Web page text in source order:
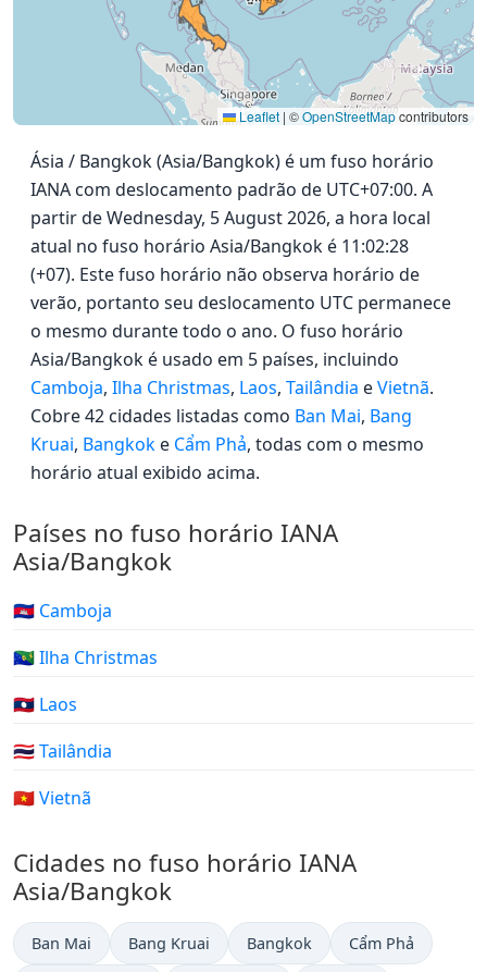
Leaflet | ©OpenStreetMapcontributors
Ásia / Bangkok (Asia/Bangkok) é um fuso horário
IANA com deslocamento padrão de UTC+07:00. A
partir de Wednesday, 5 August 2026, a hora local
atual no fuso horário Asia/Bangkok é 11:02:28
(+07). Este fuso horário não observa horário de
verão, portanto seu deslocamento UTC permanece
o mesmo durante todo o ano. O fuso horário
Asia/Bangkok é usado em 5 países, incluindo
Camboja, Ilha Christmas, Laos, Tailândia eVietnã.
Cobre 42 cidades listadas como Ban Mai, Bang
Kruai, Bangkok e Cẩm Phả, todas com o mesmo
horário atual exibido acima.
Países no fuso horário IANA
Asia/Bangkok
🇰🇭 Camboja
🇨🇽 Ilha Christmas
🇱🇦 Laos
🇹🇭 Tailândia
🇻🇳 Vietnã
Cidades no fuso horário IANA
Asia/Bangkok
Ban Mai Bang Kruai Bangkok Cẩm Phả